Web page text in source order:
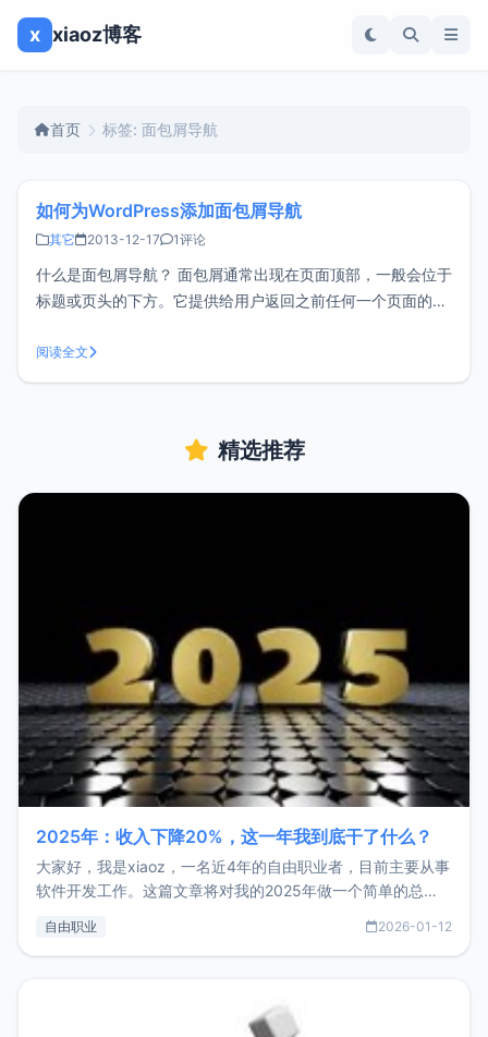
x xiaoz博客
首页 标签: 面包屑导航
如何为WordPress添加面包屑导航
其它 2013-12-17 1评论
什么是面包屑导航？ 面包屑通常出现在页面顶部，一般会位于
标题或页头的下方。它提供给用户返回之前任何一个页面的链
常是这个页面的父级页面。 也可以这样理解，面包屑提供给用
户回溯到网站首页或入口页面的一条快速路径，它们绝大部分
阅读全文
精选推荐
2025年：收入下降20%，这一年我到底干了什么？
大家好，我是xiaoz，一名近4年的自由职业者，目前主要从事
软件开发工作。这篇文章将对我的2025年做一个简单的总
收入下降20%，但却过得很充实，2026年不求突破，但求保
自由职业 2026-01-12